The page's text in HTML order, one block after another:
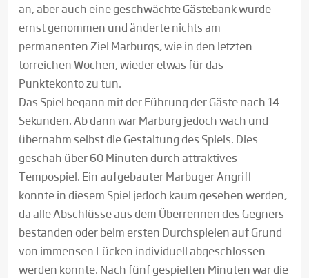
an, aber auch eine geschwächte Gästebank wurde
ernst genommen und änderte nichts am
permanenten Ziel Marburgs, wie in den letzten
torreichen Wochen, wieder etwas für das
Punktekonto zu tun.
Das Spiel begann mit der Führung der Gäste nach 14
Sekunden. Ab dann war Marburg jedoch wach und
übernahm selbst die Gestaltung des Spiels. Dies
geschah über 60 Minuten durch attraktives
Tempospiel. Ein aufgebauter Marbuger Angriff
konnte in diesem Spiel jedoch kaum gesehen werden,
da alle Abschlüsse aus dem Überrennen des Gegners
bestanden oder beim ersten Durchspielen auf Grund
von immensen Lücken individuell abgeschlossen
werden konnte. Nach fünf gespielten Minuten war die